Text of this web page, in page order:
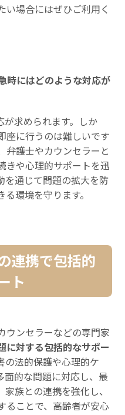
い場合にはぜひご利用く
時にはどのような対応が
が求められます。しか
座に行うのは難しいです
弁護士やカウンセラーと
きや心理的サポートを迅
を通じて問題の拡大を防
環境を守ります。
連携で包括的
ト
ウンセラーなどの専門家
に対する包括的なサポー
の法的保護や心理的ケ
面的な問題に対応し、最
族との連携を強化し、
ることで、高齢者が安心